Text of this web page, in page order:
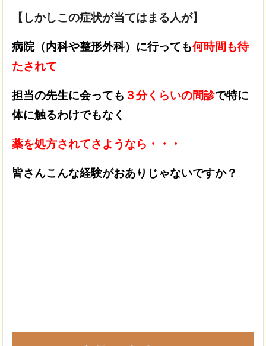
【しかしこの症状が当てはまる人が】
病院（内科や整形外科）に行っても何時間も待
たされて
担当の先生に会っても ３分くらいの問診で特に
体に触るわけでもなく
薬を処方されてさようなら・・・
皆さんこんな経験がおありじゃないですか？